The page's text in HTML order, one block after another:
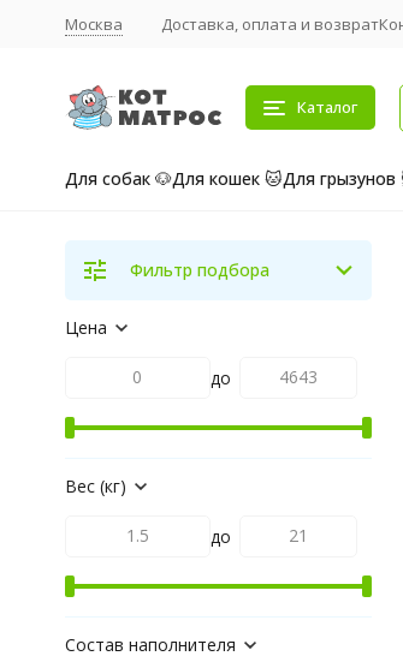
Москва Доставка, оплата и возврат
Каталог
Для собак 🐶Для кошек 🐱Для грызунов
Фильтр подбора
Цена
до
Вес (кг)
до
Состав наполнителя